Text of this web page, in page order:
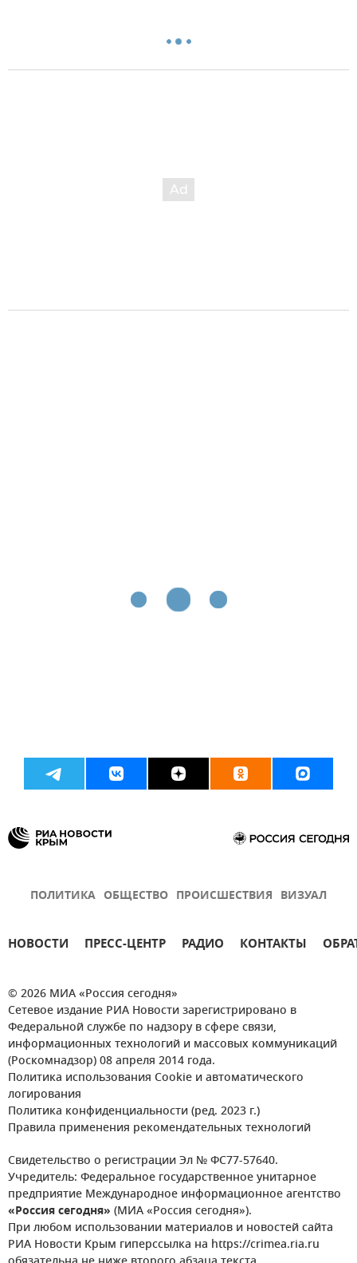
ПОЛИТИКА ОБЩЕСТВО ПРОИСШЕСТВИЯ ВИЗУАЛ
НОВОСТИ ПРЕСС-ЦЕНТР РАДИО КОНТАКТЫ
© 2026 МИА «Россия сегодня»
Сетевое издание РИА Новости зарегистрировано в
Федеральной службе по надзору в сфере связи,
информационных технологий и массовых коммуникаций
(Роскомнадзор) 08 апреля 2014 года.
Политика использования Cookie и автоматического
логирования
Политика конфиденциальности (ред. 2023 г.)
Правила применения рекомендательных технологий
Свидетельство о регистрации Эл № ФС77-57640.
Учредитель: Федеральное государственное унитарное
предприятие Международное информационное агентство
«Россия сегодня» (МИА «Россия сегодня»).
При любом использовании материалов и новостей сайта
РИА Новости Крым гиперссылка на https://crimea.ria.ru